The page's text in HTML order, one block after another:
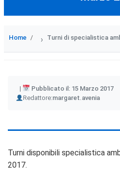
Home › Turni di specialistica
Pubblicato il: 15 Marzo 2017
Redattore:
Author margaret.avenia
Turni disponibili specialistica
2017.